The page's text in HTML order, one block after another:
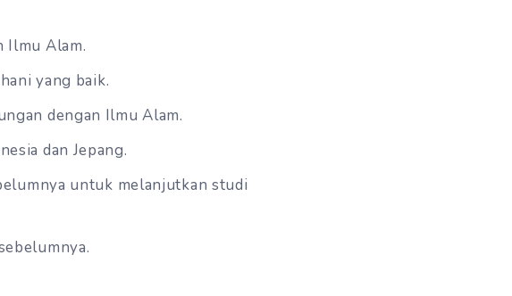
Ilmu Alam.
yang baik.
dengan Ilmu Alam.
dan Jepang.
untuk melanjutkan studi